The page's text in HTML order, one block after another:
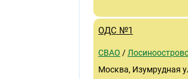
ОДС №1
СВАО /
Москва, Изумрудная